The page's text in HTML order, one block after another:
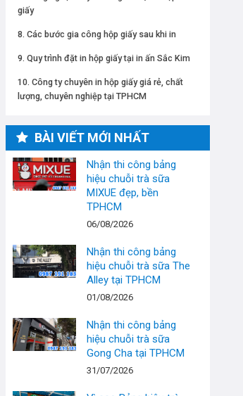
giấy
Các bước gia công hộp giấy sau khi in
Quy trình đặt in hộp giấy tại in ấn Sắc Kim
Công ty chuyên in hộp giấy giá rẻ, chất
lượng, chuyên nghiệp tại TPHCM
BÀI VIẾT MỚI NHẤT
Nhận thi công bảng
hiệu chuỗi trà sữa
MIXUE đẹp, bền
TPHCM
06/08/2026
Nhận thi công bảng
hiệu chuỗi trà sữa The
Alley tại TPHCM
01/08/2026
Nhận thi công bảng
hiệu chuỗi trà sữa
Gong Cha tại TPHCM
31/07/2026